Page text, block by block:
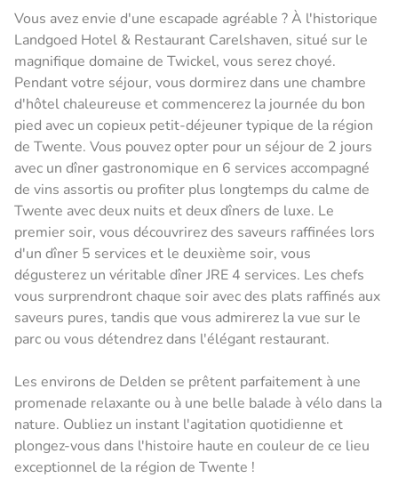
Vous avez envie d'une escapade agréable ? À l'historique
Landgoed Hotel & Restaurant Carelshaven, situé sur le
magnifique domaine de Twickel, vous serez choyé.
Pendant votre séjour, vous dormirez dans une chambre
d'hôtel chaleureuse et commencerez la journée du bon
pied avec un copieux petit-déjeuner typique de la région
de Twente. Vous pouvez opter pour un séjour de 2 jours
avec un dîner gastronomique en 6 services accompagné
de vins assortis ou profiter plus longtemps du calme de
Twente avec deux nuits et deux dîners de luxe. Le
premier soir, vous découvrirez des saveurs raffinées lors
d'un dîner 5 services et le deuxième soir, vous
dégusterez un véritable dîner JRE 4 services. Les chefs
vous surprendront chaque soir avec des plats raffinés aux
saveurs pures, tandis que vous admirerez la vue sur le
parc ou vous détendrez dans l'élégant restaurant.
Les environs de Delden se prêtent parfaitement à une
promenade relaxante ou à une belle balade à vélo dans la
nature. Oubliez un instant l'agitation quotidienne et
plongez-vous dans l'histoire haute en couleur de ce lieu
exceptionnel de la région de Twente !